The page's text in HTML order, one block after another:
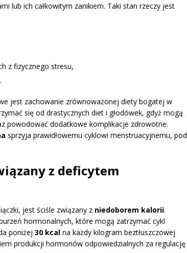
lub ich całkowitym zanikiem. Taki stan rzeczy jest
z fizycznego stresu,
jest zachowanie zrównoważonej diety bogatej w
się od drastycznych diet i głodówek, gdyż mogą
powodować dodatkowe komplikacje zdrowotne.
sprzyja prawidłowemu cyklowi menstruacyjnemu, pod
z deficytem
jest ściśle związany z niedoborem kalorii.
hormonalnych, które mogą zatrzymać cykl
poniżej 30 kcal na każdy kilogram beztłuszczowej
produkcji hormonów odpowiedzialnych za regulację